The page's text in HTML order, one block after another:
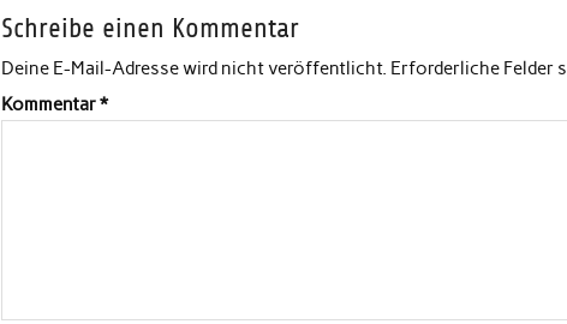
Schreibe einen Kommentar
Deine E-Mail-Adresse wird nicht veröffentlicht. Erforderliche Felder
Kommentar*